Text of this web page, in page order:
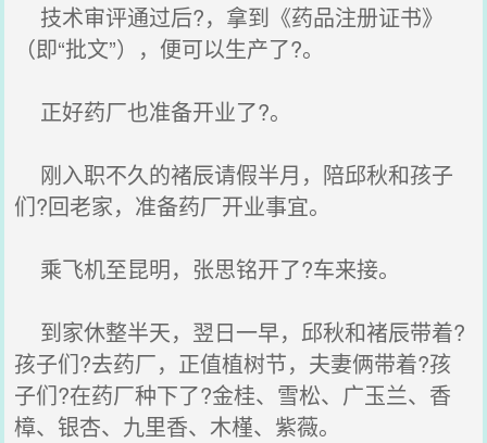
技术审评通过后?，拿到《药品注册证书》
（即“批文”），便可以生产了?。
正好药厂也准备开业了?。
刚入职不久的褚辰请假半月，陪邱秋和孩子
们?回老家，准备药厂开业事宜。
乘飞机至昆明，张思铭开了?车来接。
到家休整半天，翌日一早，邱秋和褚辰带着?
孩子们?去药厂，正值植树节，夫妻俩带着?孩
子们?在药厂种下了?金桂、雪松、广玉兰、香
樟、银杏、九里香、木槿、紫薇。